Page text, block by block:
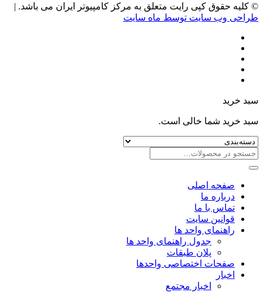
© کلیه حقوق کپی رایت متعلق به مرکز کامپیوتر ایران می باشد. |
طراحی وب سایت توسط ماه سایت
سبد خرید
سبد خرید شما خالی است.
صفحه اصلی
درباره ما
تماس با ما
قوانین سایت
راهنمای واحد ها
جدول راهنمای واحد ها
پلان طبقات
صفحات اختصاصی واحدها
اخبار
اخبار مجتمع